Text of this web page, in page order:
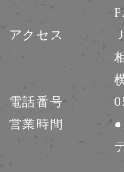
アクセス
電話番号
営業時間